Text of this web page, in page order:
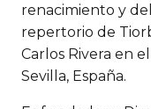
renacimiento y
repertorio de
Carlos Rivera en
Sevilla, España.